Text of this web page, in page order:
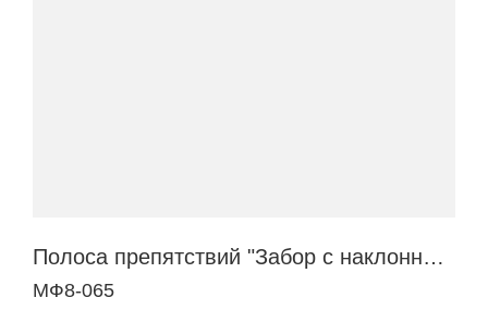
Полоса препятствий "Забор с наклонной доской"
МФ8-065